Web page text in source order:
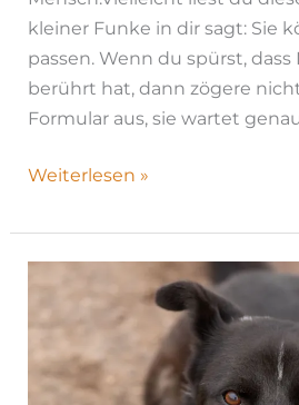
kleiner Funke in dir sagt: Sie
passen. Wenn du spürst,
berührt hat, dann zögere
Formular aus, sie wartet
Weiterlesen »
H25-
1013